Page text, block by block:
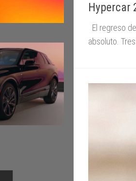
Hypercar
El regreso
absoluto.